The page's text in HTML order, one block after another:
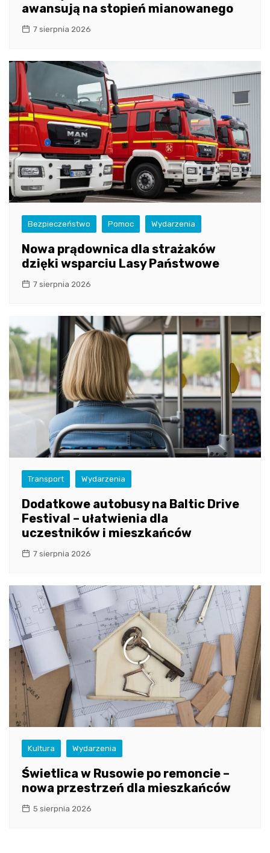
awansują na stopień mianowanego
7 sierpnia 2026
Bezpieczeństwo Pomoc Wydarzenia
Nowa prądownica dla strażaków
dzięki wsparciu Lasy Państwowe
7 sierpnia 2026
Transport Wydarzenia
Dodatkowe autobusy na Baltic Drive
Festival – ułatwienia dla
uczestników i mieszkańców
7 sierpnia 2026
Kultura Wydarzenia
Świetlica w Rusowie po remoncie –
nowa przestrzeń dla mieszkańców
5 sierpnia 2026